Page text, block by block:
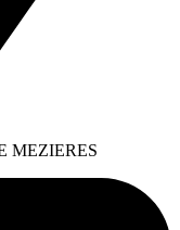
MEZIERES